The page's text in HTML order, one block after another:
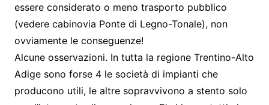
essere considerato o meno trasporto pubblico
(vedere cabinovia Ponte di Legno-Tonale), non
ovviamente le conseguenze!
Alcune osservazioni. In tutta la regione Trentino-Alto
Adige sono forse 4 le società di impianti che
producono utili, le altre sopravvivono a stento solo